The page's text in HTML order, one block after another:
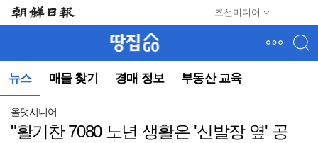
조선미디어
뉴스 매물 찾기 경매 정보 부동산 교육
뉴
(컨
올댓시니어
"활기찬 7080 노년 생활은 '신발장 옆' 공